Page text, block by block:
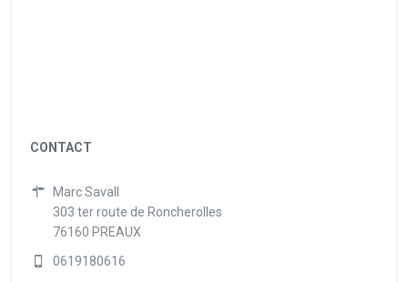
CONTACT
Marc Savall
303 ter route de Roncherolles
76160 PREAUX
0619180616